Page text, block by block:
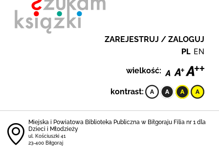
ZAREJESTRUJ / ZALOGUJ
PL EN
wielkość:
kontrast:
Miejska i Powiatowa Biblioteka Publiczna w Biłgoraju Filia nr 1 dla
Dzieci i Młodzieży
ul. Kościuszki 41
23-400 Biłgoraj